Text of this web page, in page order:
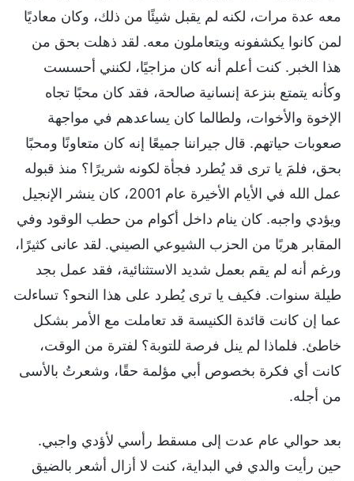
معه عدة مرات، لكنه لم يقبل شيئًا من ذلك، وكان معاديًا
لمن كانوا يكشفونه ويتعاملون معه. لقد ذهلت بحق من
هذا الخبر. كنت أعلم أنه كان مزاجيًا، لكنني أحسست
وكأنه يتمتع بنزعة إنسانية صالحة، فقد كان محبًا تجاه
الإخوة والأخوات، ولطالما كان يساعدهم في مواجهة
صعوبات حياتهم. قال جيراننا جميعًا إنه كان متعاونًا ومحبًا
بحق، فلمَ يا ترى قد يُطرد فجأة لكونه شريرًا؟ منذ قبوله
عمل الله في الأيام الأخيرة عام 2001، كان ينشر الإنجيل
ويؤدي واجبه. كان ينام داخل أكوام من حطب الوقود وفي
المقابر هربًا من الحزب الشيوعي الصيني. لقد عانى كثيرًا،
ورغم أنه لم يقم بعمل شديد الاستثنائية، فقد عمل بجد
طيلة سنوات. فكيف يا ترى يُطرد على هذا النحو؟ تساءلت
عما إن كانت قائدة الكنيسة قد تعاملت مع الأمر بشكل
خاطئ. فلماذا لم ينل فرصة للتوبة؟ لفترة من الوقت،
كانت أي فكرة بخصوص أبي مؤلمة حقًا، وشعرتُ بالأسى
من أجله.
بعد حوالي عام عدت إلى مسقط رأسي لأؤدي واجبي.
حين رأيت والدي في البداية، كنت لا أزال أشعر بالضيق